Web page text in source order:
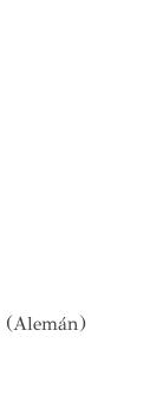
(Alemán)